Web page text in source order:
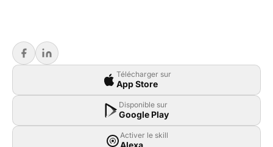
Télécharger sur
App Store
Disponible sur
Google Play
Activer le skill
Alexa